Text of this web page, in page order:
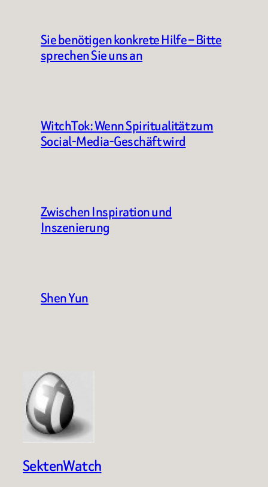
Sie benötigen konkrete Hilfe – Bitte
sprechen Sie uns an
WitchTok: Wenn Spiritualität zum
Social-Media-Geschäft wird
Zwischen Inspiration und
Inszenierung
Shen Yun
SektenWatch